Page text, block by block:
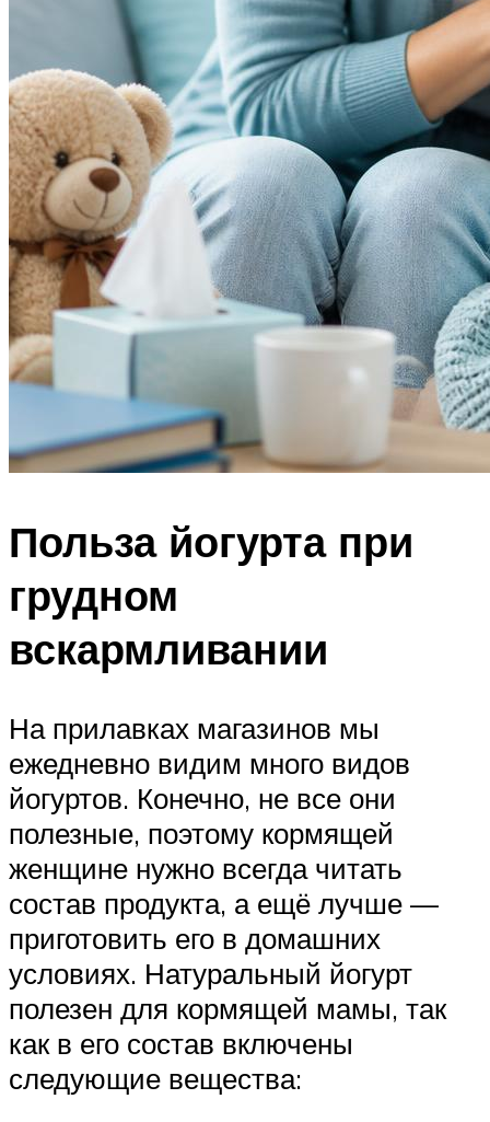
Польза йогурта при
грудном
вскармливании
На прилавках магазинов мы
ежедневно видим много видов
йогуртов. Конечно, не все они
полезные, поэтому кормящей
женщине нужно всегда читать
состав продукта, а ещё лучше —
приготовить его в домашних
условиях. Натуральный йогурт
полезен для кормящей мамы, так
как в его состав включены
следующие вещества: